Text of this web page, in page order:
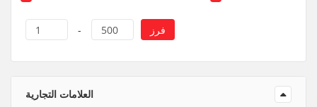
1 - 500 فرز
العلامات التجارية